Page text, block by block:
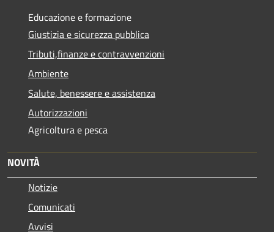
Educazione e formazione
Giustizia e sicurezza pubblica
Tributi,finanze e contravvenzioni
Ambiente
Salute, benessere e assistenza
Autorizzazioni
Agricoltura e pesca
NOVITÀ
Notizie
Comunicati
Avvisi